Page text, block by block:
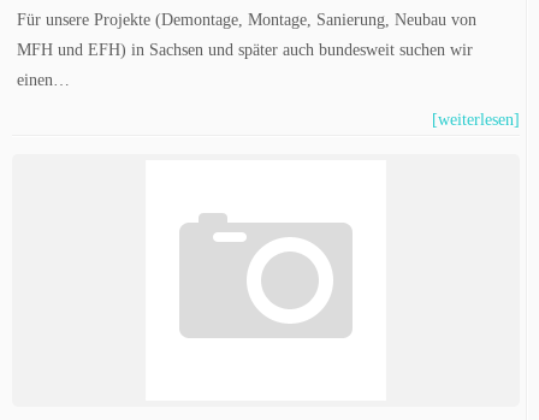
Für unsere Projekte (Demontage, Montage, Sanierung, Neubau von
MFH und EFH) in Sachsen und später auch bundesweit suchen wir
einen…
[weiterlesen]